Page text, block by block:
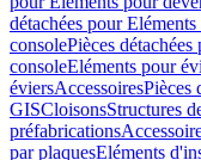
détachées pour
consolePièces
consoleEléments pour
éviersAccessoiresPièces
GISCloisonsStructures
préfabrications
par plaquesEléments